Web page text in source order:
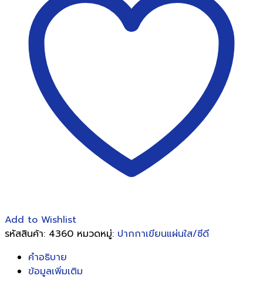
Artline
Add to Wishlist
รหัสสินค้า: 4360 หมวดหมู่: ปากกาเขียนแผ่นใส/ซีดี
คำอธิบาย
ข้อมูลเพิ่มเติม